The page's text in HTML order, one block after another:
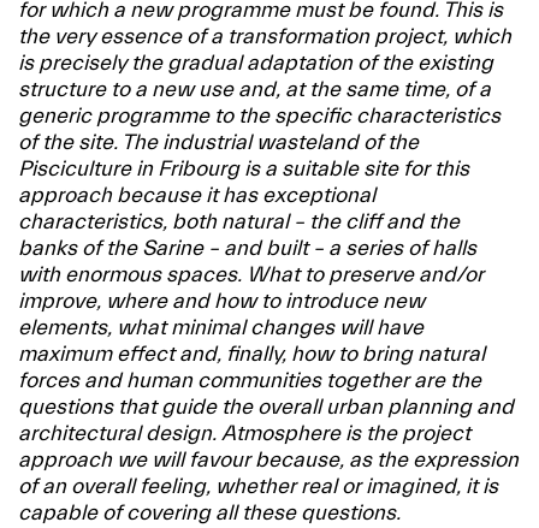
for which a new programme must be found. This is
the very essence of a transformation project, which
is precisely the gradual adaptation of the existing
structure to a new use and, at the same time, of a
generic programme to the specific characteristics
of the site. The industrial wasteland of the
Pisciculture in Fribourg is a suitable site for this
approach because it has exceptional
characteristics, both natural – the cliff and the
banks of the Sarine – and built – a series of halls
with enormous spaces. What to preserve and/or
improve, where and how to introduce new
elements, what minimal changes will have
maximum effect and, finally, how to bring natural
forces and human communities together are the
questions that guide the overall urban planning and
architectural design. Atmosphere is the project
approach we will favour because, as the expression
of an overall feeling, whether real or imagined, it is
capable of covering all these questions.